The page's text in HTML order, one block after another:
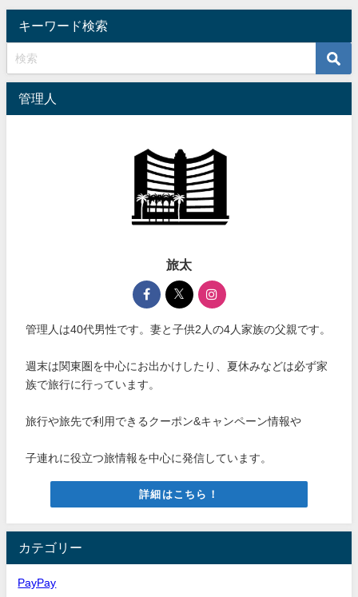
キーワード検索
管理人
旅太
管理人は40代男性です。妻と子供2人の4人家族の父親です。
週末は関東圏を中心にお出かけしたり、夏休みなどは必ず家
族で旅行に行っています。
旅行や旅先で利用できるクーポン&キャンペーン情報や
子連れに役立つ旅情報を中心に発信しています。
詳細はこちら！
カテゴリー
PayPay